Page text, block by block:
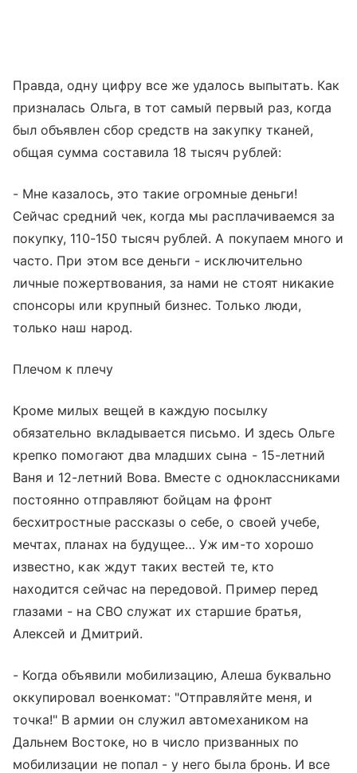
Правда, одну цифру все же удалось выпытать. Как
призналась Ольга, в тот самый первый раз, когда
был объявлен сбор средств на закупку тканей,
общая сумма составила 18 тысяч рублей:
- Мне казалось, это такие огромные деньги!
Сейчас средний чек, когда мы расплачиваемся за
покупку, 110-150 тысяч рублей. А покупаем много и
часто. При этом все деньги - исключительно
личные пожертвования, за нами не стоят никакие
спонсоры или крупный бизнес. Только люди,
только наш народ.
Плечом к плечу
Кроме милых вещей в каждую посылку
обязательно вкладывается письмо. И здесь Ольге
крепко помогают два младших сына - 15-летний
Ваня и 12-летний Вова. Вместе с одноклассниками
постоянно отправляют бойцам на фронт
бесхитростные рассказы о себе, о своей учебе,
мечтах, планах на будущее… Уж им-то хорошо
известно, как ждут таких вестей те, кто
находится сейчас на передовой. Пример перед
глазами - на СВО служат их старшие братья,
Алексей и Дмитрий.
- Когда объявили мобилизацию, Алеша буквально
оккупировал военкомат: "Отправляйте меня, и
точка!" В армии он служил автомехаником на
Дальнем Востоке, но в число призванных по
мобилизации не попал - у него была бронь. И все